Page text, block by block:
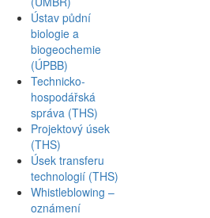
Ústav půdní
biologie a
biogeochemie
(ÚPBB)
Technicko-
hospodářská
správa (THS)
Projektový úsek
(THS)
Úsek transferu
technologií (THS)
Whistleblowing –
oznámení